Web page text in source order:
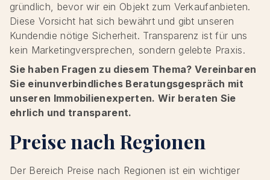
gründlich, bevor wir ein Objekt zum Verkaufanbieten.
Diese Vorsicht hat sich bewährt und gibt unseren
Kundendie nötige Sicherheit. Transparenz ist für uns
kein Marketingversprechen, sondern gelebte Praxis.
Sie haben Fragen zu diesem Thema? Vereinbaren
Sie einunverbindliches Beratungsgespräch mit
unseren Immobilienexperten. Wir beraten Sie
ehrlich und transparent.
Preise nach Regionen
Der Bereich Preise nach Regionen ist ein wichtiger